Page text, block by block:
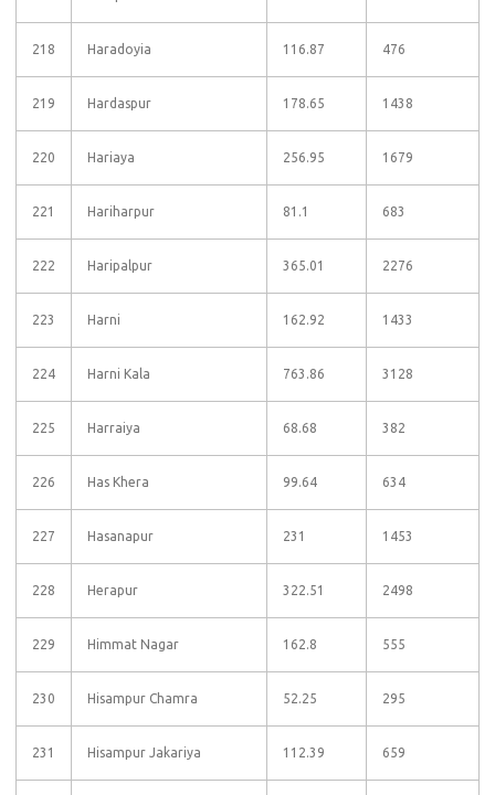
218 Haradoyia 116.87 476
219 Hardaspur 178.65 1438
220 Hariaya 256.95 1679
221 Hariharpur 81.1 683
222 Haripalpur 365.01 2276
223 Harni 162.92 1433
224 Harni Kala 763.86 3128
225 Harraiya 68.68 382
226 Has Khera 99.64 634
227 Hasanapur 231 1453
228 Herapur 322.51 2498
229 Himmat Nagar 162.8 555
230 Hisampur Chamra 52.25 295
231 Hisampur Jakariya 112.39 659